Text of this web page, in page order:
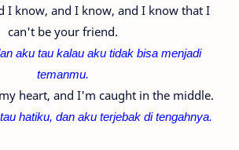
I know, and I know, and I know that I
can't be your friend.
aku tau kalau aku tidak bisa menjadi
temanmu.
heart, and I'm caught in the middle.
hatiku, dan aku terjebak di tengahnya.